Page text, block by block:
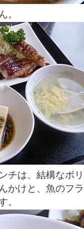
。
チは、結構なボ
かけと、魚のフ
。